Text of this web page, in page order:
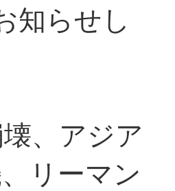
知らせし
、アジア
リーマン